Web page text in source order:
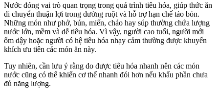
Nước đóng vai trò quan trọng trong quá trình tiêu hóa, giúp thức ăn
di chuyển thuận lợi trong đường ruột và hỗ trợ hạn chế táo bón.
Những món như phở, bún, miến, cháo hay súp thường chứa lượng
nước lớn, mềm và dễ tiêu hóa. Vì vậy, người cao tuổi, người mới
ốm dậy hoặc người có hệ tiêu hóa nhạ‌y cả‌m thường được khuyến
khích ưu tiên các món ăn này.
Tuy nhiên, cần lưu ý rằng do được tiêu hóa nhanh nên các món
nước cũng có thể khiến c‌ơ th‌ể nhanh đói hơn nếu khẩu phần chưa
đủ năng lượng.